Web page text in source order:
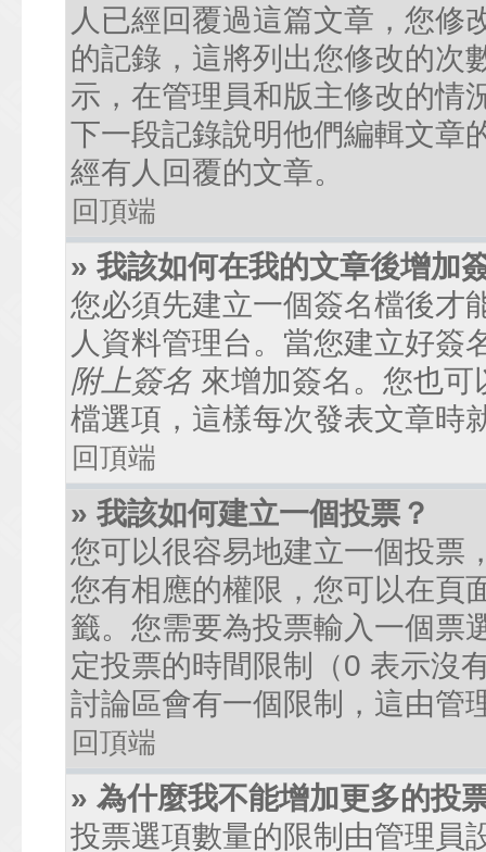
人已經回覆過這篇文章，您修
的記錄，這將列出您修改的次
示，在管理員和版主修改的情
下一段記錄說明他們編輯文章
經有人回覆的文章。
回頂端
» 我該如何在我的文章後增加
您必須先建立一個簽名檔後才
人資料管理台。當您建立好簽
附上簽名 來增加簽名。您也
檔選項，這樣每次發表文章時
回頂端
» 我該如何建立一個投票？
您可以很容易地建立一個投票
您有相應的權限，您可以在頁
籤。您需要為投票輸入一個票
定投票的時間限制（0 表示沒
討論區會有一個限制，這由管
回頂端
» 為什麼我不能增加更多的投
投票選項數量的限制由管理員